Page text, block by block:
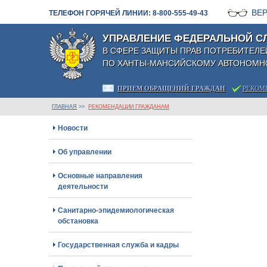
ТЕЛЕФОН ГОРЯЧЕЙ ЛИНИИ: 8-800-555-49-43
УПРАВЛЕНИЕ ФЕДЕРАЛЬНОЙ
В СФЕРЕ ЗАЩИТЫ ПРАВ
ПО ХАНТЫ-МАНСИЙСКОМУ
ПРИЕМ ОБРАЩЕНИЙ ГРАЖДАН
ГЛАВНАЯ >> РЕКОМЕНДАЦИИ ГРАЖДАНАМ
Новости
Об управлении
Основные направления
деятельности
Санитарно-эпидемиологическая
обстановка
Государственная служба и кадры